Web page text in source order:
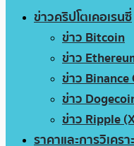
ข่าวคริปโตเคอเรนซี่
ข่าว Bitcoin
ข่าว
ข่าว Binance
ข่าว
ข่าว Ripple
ราคาและการวิเครา